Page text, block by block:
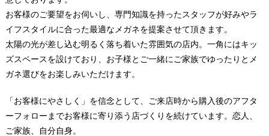
お客様のご要望をお伺いし、専門知識を持ったスタッフが好みやラ
イフスタイルに合った最適なメガネを提案させて頂きます。
太陽の光が差し込む明るく落ち着いた雰囲気の店内。一角にはキッ
ズスペースを設けており、お子様とご一緒にご家族でゆったりとメ
ガネ選びをお楽しみいただけます。
「お客様にやさしく」を信念として、ご来店時から購入後のアフタ
ーフォローまでお客様に寄り添う店づくりを続けています。恋人、
ご家族、自分自身。